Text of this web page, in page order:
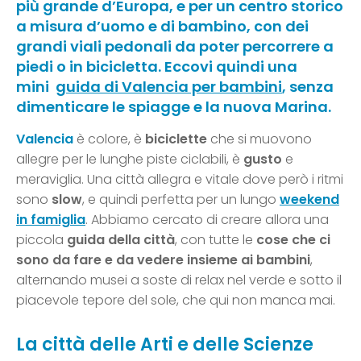
più grande d’Europa, e per un centro storico
a misura d’uomo e di bambino, con dei
grandi viali pedonali da poter percorrere a
piedi o in bicicletta. Eccovi quindi una
mini guida di Valencia per bambini, senza
dimenticare le spiagge e la nuova Marina.
Valencia è colore, è biciclette che si muovono
allegre per le lunghe piste ciclabili, è gusto e
meraviglia. Una città allegra e vitale dove però i ritmi
sono slow, e quindi perfetta per un lungo weekend
in famiglia. Abbiamo cercato di creare allora una
piccola guida della città, con tutte le cose che ci
sono da fare e da vedere insieme ai bambini,
alternando musei a soste di relax nel verde e sotto il
piacevole tepore del sole, che qui non manca mai.
La città delle Arti e delle Scienze